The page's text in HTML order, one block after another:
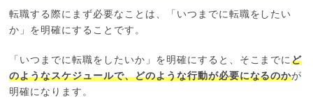
転職する際にまず必要なことは、「いつまでに転職をしたい
か」を明確にすることです。
「いつまでに転職をしたいか」を明確にすると、そこまでにど
のようなスケジュールで、どのような行動が必要になるのかが
明確になります。